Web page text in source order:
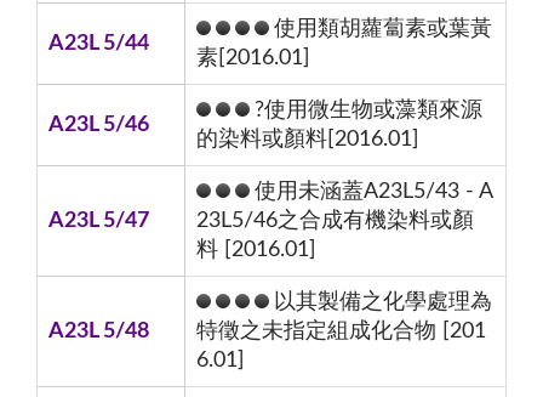
A23L 5/44
使用類胡蘿蔔素或葉黃
素[2016.01]
A23L 5/46
?使用微生物或藻類來源
的染料或顏料[2016.01]
A23L 5/47
使用未涵蓋A23L5/43 - A
23L5/46之合成有機染料或顏
料 [2016.01]
A23L 5/48
以其製備之化學處理為
特徵之未指定組成化合物 [201
6.01]